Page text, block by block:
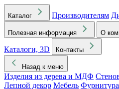
Каталог Производителям
Полезная информация О
Каталоги, 3D
Контакты
Назад к меню
Изделия из дерева и МДФ
Лепной декор Мебель